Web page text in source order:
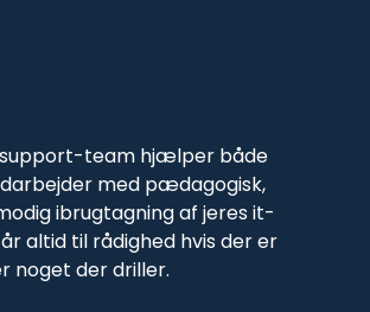
team hjælper både
med pædagogisk,
ibrugtagning af jeres it-
altid til rådighed hvis der er
noget der driller.